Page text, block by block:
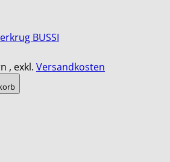
BUSSI
, exkl. Versandkosten